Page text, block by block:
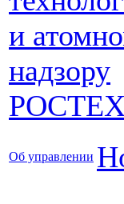
Об управлении